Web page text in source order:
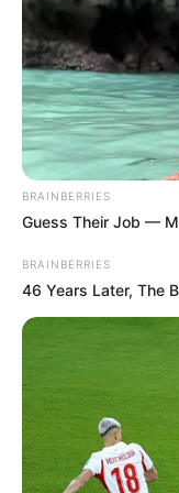
Gabi ezenkívül
vasárnap,
sokat sejtető
volt, mivel
már jobban van,
együtt
BRAINBERRIES
Guess Their Job —
BRAINBERRIES
46 Years Later, The